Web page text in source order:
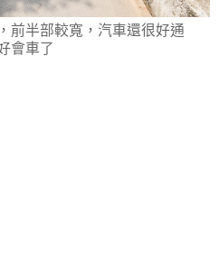
前半部較寬，汽車還很好通
會車了